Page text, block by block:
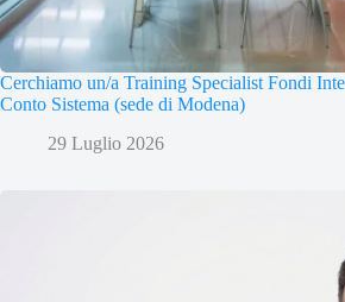
Cerchiamo un/a Training Specialist Fondi
Conto Sistema (sede di Modena)
29 Luglio 2026